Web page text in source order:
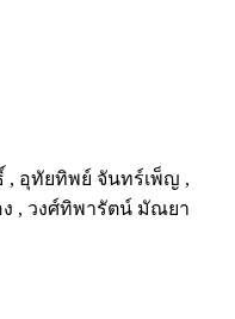
, อุทัยทิพย์ จันทร์เพ็ญ ,
, วงศ์ทิพารัตน์ มัณยา